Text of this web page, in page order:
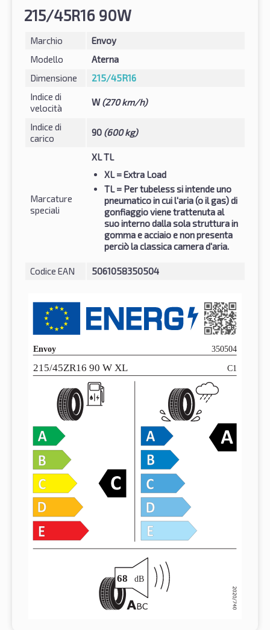
215/45R16 90W
Marchio
Envoy
Modello
Aterna
Dimensione
215/45R16
Indice di
velocità
W(270 km/h)
Indice di
carico
90 (600 kg)
Marcature
speciali
XL TL
XL= Extra Load
TL= Per tubeless si intende uno
pneumatico in cui l'aria (o il gas) di
gonfiaggio viene trattenuta al
suo interno dalla sola struttura in
gomma e acciaio e non presenta
perciò la classica camera d'aria.
Codice EAN 5061058350504